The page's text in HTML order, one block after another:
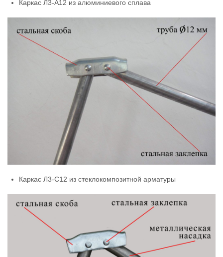
Каркас Л3-А12 из алюминиевого сплава
Каркас Л3-С12 из стеклокомпозитной арматуры